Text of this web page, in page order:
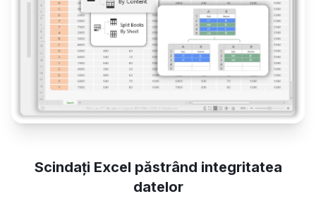
Scindați Excel păstrând integritatea
datelor